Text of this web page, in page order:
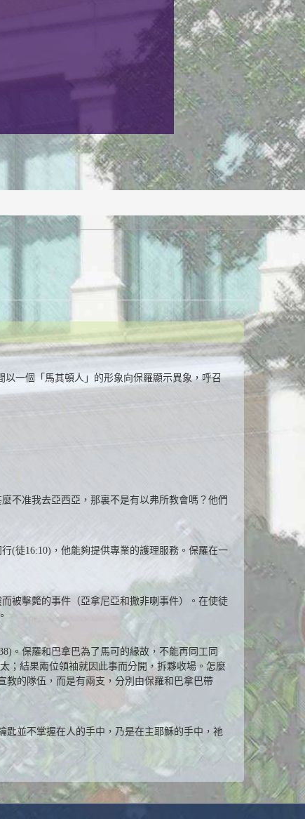
一個「馬其頓人」的形象向保羅顯示異象，呼召
不准我去亞西亞，那裏不是有以弗所教會嗎？他們
(徒16:10)，他能夠提供專業的護理服務。保羅在一
被擊斃的事件（亞拿尼亞和撒非喇事件）。在使徒
。保羅和巴拿巴為了馬可的緣故，不能再同工同
；結果兩位領袖就因此事而分開，拆夥收場。怎麼
教的隊伍，而是有兩支，分別由保羅和巴拿巴帶
匙並不掌握在人的手中，乃是在主耶穌的手中，祂